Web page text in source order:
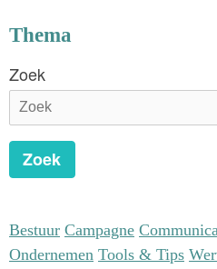
media en landingswebsite
Thema
Zoek
Zoek
Bestuur Campagne
Ondernemen Tools & Tips